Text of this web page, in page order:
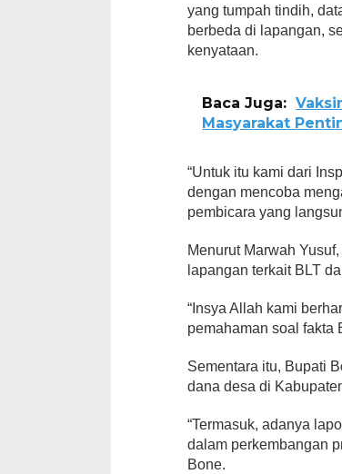
yang tumpah tindih,
berbeda di lapangan,
kenyataan.
Baca Juga:
Masyarakat
“Untuk itu kami dari
dengan mencoba
pembicara yang
Menurut Marwah
lapangan terkait BLT
“Insya Allah kami
pemahaman soal fakta
Sementara itu, Bupati
dana desa di
“Termasuk, adanya
dalam perkembangan
Bone.